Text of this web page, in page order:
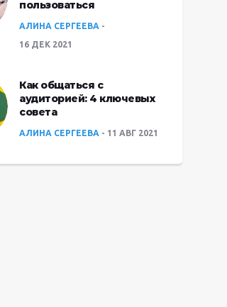
пользоваться
АЛИНА СЕРГЕЕВА
16 ДЕК 2021
Как общаться с
аудиторией: 4 ключевых
совета
АЛИНА СЕРГЕЕВА 11 АВГ 2021